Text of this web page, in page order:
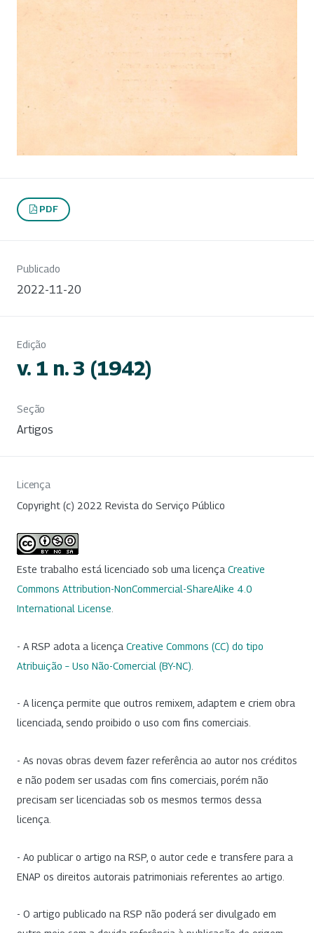
PDF
Publicado
2022-11-20
Edição
v. 1 n. 3 (1942)
Seção
Artigos
Licença
Copyright (c) 2022 Revista do Serviço Público
Este trabalho está licenciado sob uma licença Creative
Commons Attribution-NonCommercial-ShareAlike 4.0
International License
- A RSP adota a licença Creative Commons (CC) do tipo
Atribuição – Uso Não-Comercial (BY-NC)
- A licença permite que outros remixem, adaptem e criem obra
licenciada, sendo proibido o uso com fins comerciais.
- As novas obras devem fazer referência ao autor nos créditos
e não podem ser usadas com fins comerciais, porém não
precisam ser licenciadas sob os mesmos termos dessa
licença.
- Ao publicar o artigo na RSP, o autor cede e transfere para a
ENAP os direitos autorais patrimoniais referentes ao artigo.
- O artigo publicado na RSP não poderá ser divulgado em